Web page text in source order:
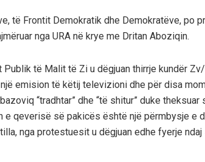
të Frontit Demokratik dhe Demokratëve, po
nga URA në krye me Dritan Aboziqin.
të Malit të Zi u dëgjuan thirrje kundër
emision të këtij televizioni dhe për disa
“tradhtar” dhe “të shitur” duke theksuar
e qeverisë së pakicës është një përmbysje e
nga protestuesit u dëgjuan edhe fyerje